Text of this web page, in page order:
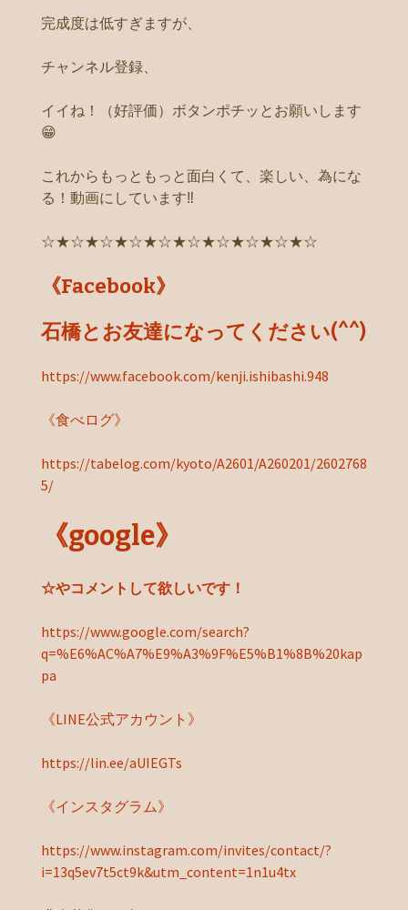
完成度は低すぎますが、
チャンネル登録、
イイね！（好評価）ボタンポチッとお願いします
😁
これからもっともっと面白くて、楽しい、為にな
る！動画にしています‼️
☆★☆★☆★☆★☆★☆★☆★☆★☆★☆
《Facebook》
石橋とお友達になってください(^^)
https://www.facebook.com/kenji.ishibashi.948
《食べログ》
https://tabelog.com/kyoto/A2601/A260201/2602768
5/
《google》
☆やコメントして欲しいです！
https://www.google.com/search?
q=%E6%AC%A7%E9%A3%9F%E5%B1%8B%20kap
pa
《LINE公式アカウント》
https://lin.ee/aUIEGTs
《インスタグラム》
https://www.instagram.com/invites/contact/?
i=13q5ev7t5ct9k&utm_content=1n1u4tx